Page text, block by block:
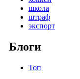
школа
штраф
экспорт
Блоги
Топ